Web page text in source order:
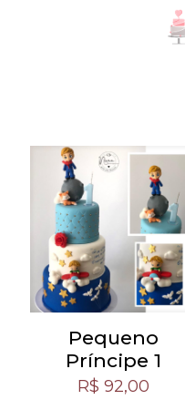
Pequeno
Príncipe 1
R$ 92,00